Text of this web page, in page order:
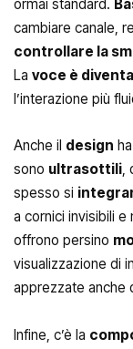
ormai standard.
cambiare canale,
controllare la
La voce è
l’interazione più
Anche il design
sono ultrasottili,
spesso si
a cornici invisibili e
offrono persino
visualizzazione di
apprezzate anche
Infine, c’è la